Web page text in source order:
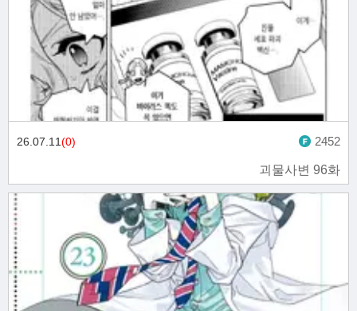
괴물사변 96화
26.07.11(0) 2452